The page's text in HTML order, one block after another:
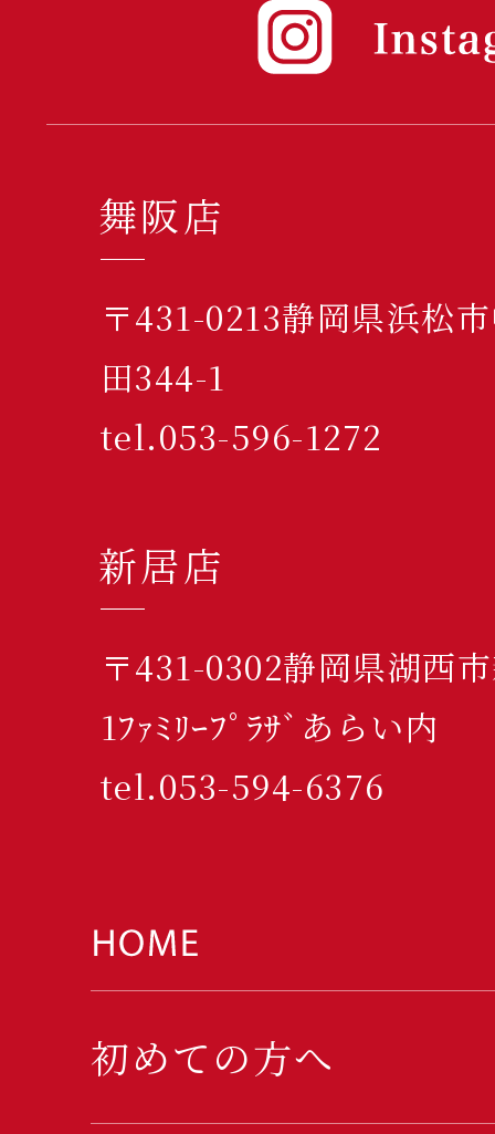
舞阪店
〒431-0213静岡県浜松
田344-1
tel.053-596-1272
新居店
〒431-0302静岡県湖西
1ﾌｧﾐﾘｰﾌﾟﾗｻﾞあらい内
tel.053-594-6376
初めての方へ